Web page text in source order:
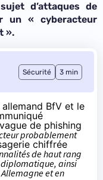
d’attaques de
un « cyberacteur
».
Sécurité 3 min
BfV et le
de phishing
probablement
chiffrée
de haut rang
ainsi
et en